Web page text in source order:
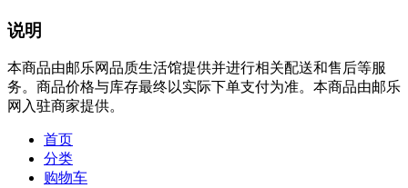
说明
本商品由邮乐网品质生活馆提供并进行相关配送和售后等服
务。商品价格与库存最终以实际下单支付为准。本商品由邮乐
网入驻商家提供。
首页
分类
购物车